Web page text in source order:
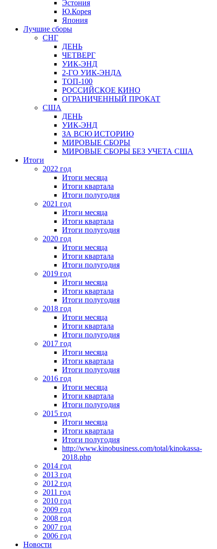
Эстония
Ю.Корея
Япония
Лучшие сборы
СНГ
ДЕНЬ
ЧЕТВЕРГ
УИК-ЭНД
2-ГО УИК-ЭНДА
ТОП-100
РОССИЙСКОЕ КИНО
ОГРАНИЧЕННЫЙ ПРОКАТ
США
ДЕНЬ
УИК-ЭНД
ЗА ВСЮ ИСТОРИЮ
МИРОВЫЕ СБОРЫ
МИРОВЫЕ СБОРЫ БЕЗ УЧЕТА США
Итоги
2022 год
Итоги месяца
Итоги квартала
Итоги полугодия
2021 год
Итоги месяца
Итоги квартала
Итоги полугодия
2020 год
Итоги месяца
Итоги квартала
Итоги полугодия
2019 год
Итоги месяца
Итоги квартала
Итоги полугодия
2018 год
Итоги месяца
Итоги квартала
Итоги полугодия
2017 год
Итоги месяца
Итоги квартала
Итоги полугодия
2016 год
Итоги месяца
Итоги квартала
Итоги полугодия
2015 год
Итоги месяца
Итоги квартала
Итоги полугодия
http://www.kinobusiness.com/total/kinokassa-
2018.php
2014 год
2013 год
2012 год
2011 год
2010 год
2009 год
2008 год
2007 год
2006 год
Новости